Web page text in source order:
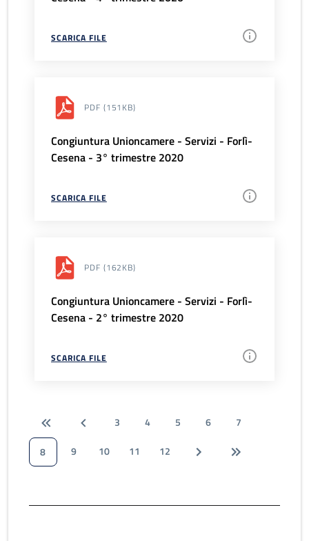
SCARICA FILE
PDF (151KB)
Congiuntura Unioncamere - Servizi - Forlì-
Cesena - 3° trimestre 2020
SCARICA FILE
PDF (162KB)
Congiuntura Unioncamere - Servizi - Forlì-
Cesena - 2° trimestre 2020
SCARICA FILE
3 4 5 6
7
8
9 10 11 12